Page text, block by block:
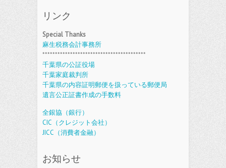
リンク
Special Thanks
麻生税務会計事務所
*****************************************
千葉県の公証役場
千葉家庭裁判所
千葉県の内容証明郵便を扱っている郵便局
遺言公正証書作成の手数料
全銀協（銀行）
CIC（クレジット会社）
JICC（消費者金融）
お知らせ